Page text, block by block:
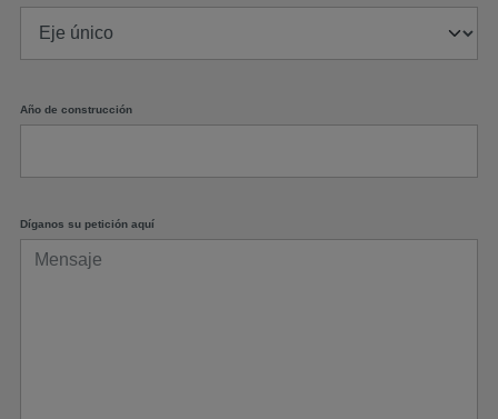
Año de construcción
Díganos su petición aquí